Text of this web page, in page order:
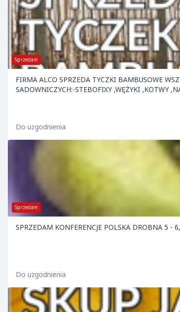
Sprzedam
FIRMA ALCO SPRZEDA TYCZKI BAMBUSOWE
SADOWNICZYCH:-STEBOFIXY ,WĘŻYKI ,KOTWY
Do uzgodnienia
Sprzedam
Do uzgodnienia